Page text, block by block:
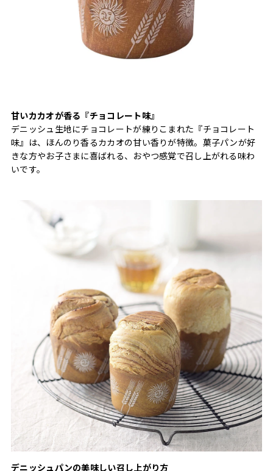
甘いカカオが香る『チョコレート味』
デニッシュ生地にチョコレートが練りこまれた『チョコレート
味』は、ほんのり香るカカオの甘い香りが特徴。菓子パンが好
きな方やお子さまに喜ばれる、おやつ感覚で召し上がれる味わ
いです。
デニッシュパンの美味しい召し上がり方